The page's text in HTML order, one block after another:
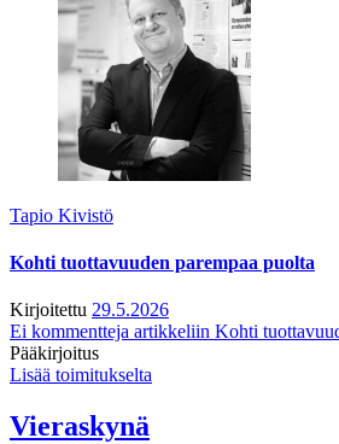
Tapio Kivistö
Kohti tuottavuuden parempaa puolta
Kirjoitettu 29.5.2026
Ei kommentteja artikkeliin Kohti
Pääkirjoitus
Lisää toimitukselta
Vieraskynä